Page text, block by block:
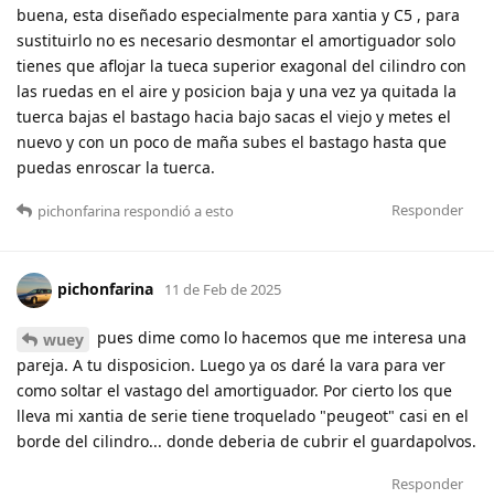
buena, esta diseñado especialmente para xantia y C5 , para
sustituirlo no es necesario desmontar el amortiguador solo
tienes que aflojar la tueca superior exagonal del cilindro con
las ruedas en el aire y posicion baja y una vez ya quitada la
tuerca bajas el bastago hacia bajo sacas el viejo y metes el
nuevo y con un poco de maña subes el bastago hasta que
puedas enroscar la tuerca.
Responder
pichonfarina respondió a esto
pichonfarina 11 de Feb de 2025
wuey
pues dime como lo hacemos que me interesa una
pareja. A tu disposicion. Luego ya os daré la vara para ver
como soltar el vastago del amortiguador. Por cierto los que
lleva mi xantia de serie tiene troquelado "peugeot" casi en el
borde del cilindro... donde deberia de cubrir el guardapolvos.
Responder